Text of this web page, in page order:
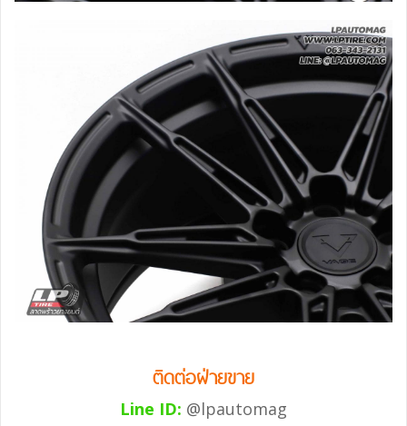
ติดต่อฝ่ายขาย
Line ID: @lpautomag